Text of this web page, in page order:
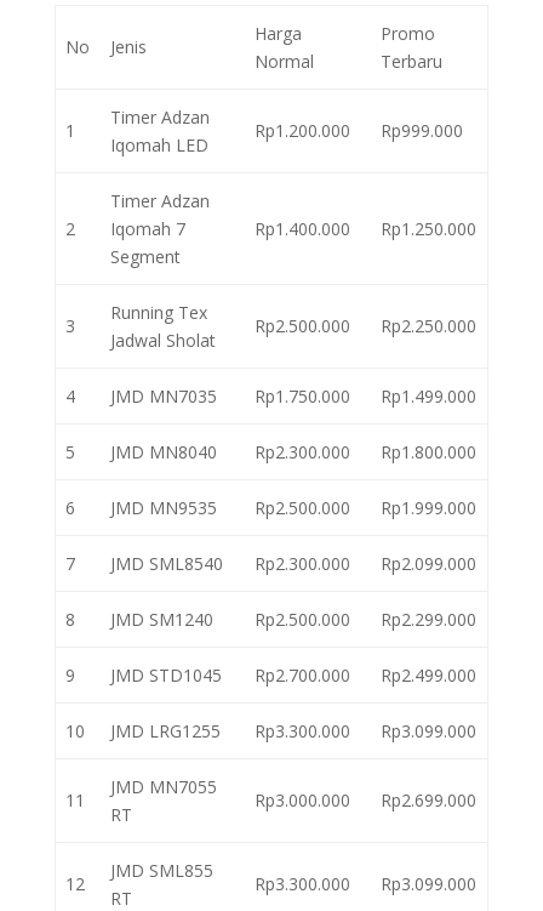
No Jenis
Harga
Normal
Promo
Terbaru
1
Timer Adzan
Iqomah LED
Rp1.200.000 Rp999.000
2
Timer Adzan
Iqomah 7
Segment
Rp1.400.000 Rp1.250.000
3
Running Tex
Jadwal Sholat
Rp2.500.000 Rp2.250.000
4 JMD MN7035 Rp1.750.000 Rp1.499.000
5 JMD MN8040 Rp2.300.000 Rp1.800.000
6 JMD MN9535 Rp2.500.000 Rp1.999.000
7 JMD SML8540 Rp2.300.000 Rp2.099.000
8 JMD SM1240 Rp2.500.000 Rp2.299.000
9 JMD STD1045 Rp2.700.000 Rp2.499.000
10 JMD LRG1255 Rp3.300.000 Rp3.099.000
11
JMD MN7055
RT
Rp3.000.000 Rp2.699.000
12
JMD SML855
RT
Rp3.300.000 Rp3.099.000